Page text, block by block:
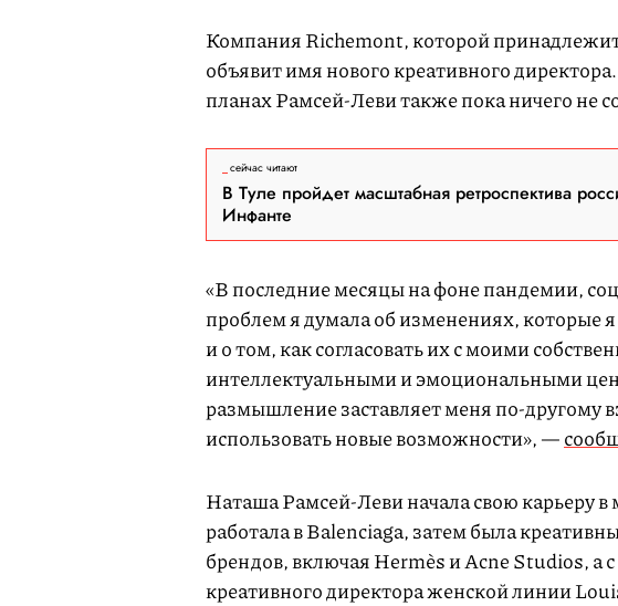
Компания Richemont, которой
объявит имя нового креативного
планах Рамсей-Леви также пока ничего не
сейчас читают
В Туле пройдет масштабная ретроспектива
Инфанте
«В последние месяцы на фоне пандемии,
проблем я думала об изменениях, которые
и о том, как согласовать их с моими
интеллектуальными и эмоциональными
размышление заставляет меня по-другому
использовать новые возможности», —
Наташа Рамсей-Леви начала свою карьеру в
работала в Balenciaga, затем была
брендов, включая Hermès и Acne Studios, а с
креативного директора женской линии